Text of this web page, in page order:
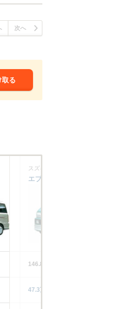
次へ
取る
スズキ
エブリイランディ
146.8～161.5万円
47.3万円